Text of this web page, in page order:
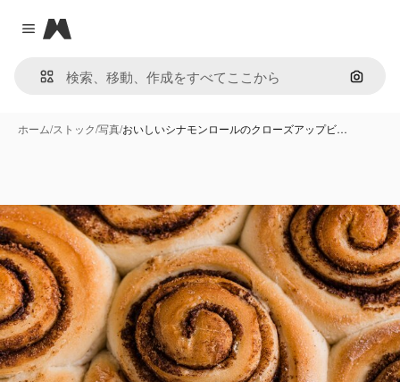
Close menu
Magnific
画像で
ホーム/ストック/写真/おいしいシナモンロールのクローズアップビ…